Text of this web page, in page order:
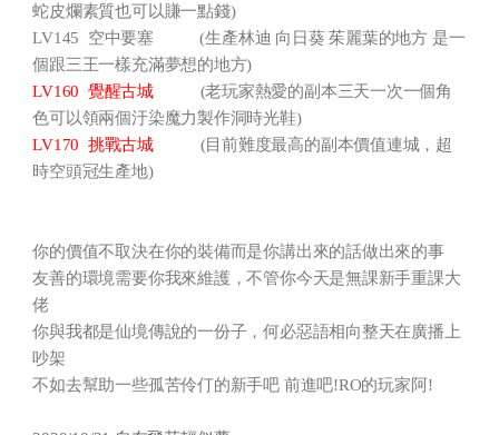
蛇皮爛素質也可以賺一點錢)
LV145 空中要塞 (生產林迪 向日葵 茱麗葉的地方 是一
個跟三王一樣充滿夢想的地方)
LV160 覺醒古城(老玩家熱愛的副本三天一次一個角
色可以領兩個汙染魔力製作洞時光鞋)
LV170 挑戰古城
(目前難度最高的副本價值連城，超
時空頭冠生產地)
你的價值不取決在你的裝備而是你講出來的話做出來的事
友善的環境需要你我來維護，不管你今天是無課新手重課大
佬
你與我都是仙境傳說的一份子，何必惡語相向整天在廣播上
吵架
不如去幫助一些孤苦伶仃的新手吧 前進吧!RO的玩家阿!